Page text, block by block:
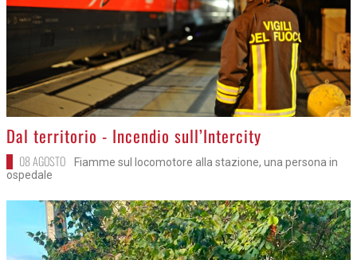
>
Dal territorio - Incendio sull’Intercity
08 AGOSTO
Fiamme sul locomotore alla stazione, una persona in
ospedale